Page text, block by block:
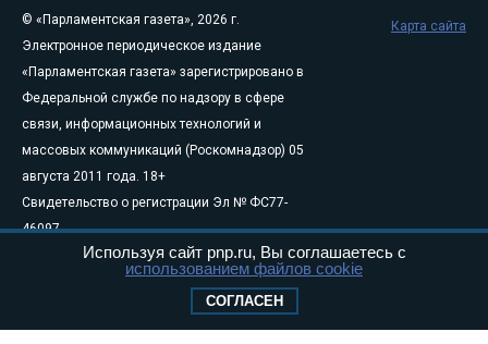
© «Парламентская газета», 2026 г.
Электронное периодическое издание
«Парламентская газета» зарегистрировано в
Федеральной службе по надзору в сфере
связи, информационных технологий и
массовых коммуникаций (Роскомнадзор) 05
августа 2011 года. 18+
Свидетельство о регистрации Эл № ФС77-
46097
Учредитель — АНО «Парламентская газета»
Исполняющий обязанности главного
Тел.: +7 (495) 637–69–79 E-mail:pg@pnp.ru
Карта сайта
Используя сайт pnp.ru, Вы соглашаетесь с
использованием файлов cookie
СОГЛАСЕН